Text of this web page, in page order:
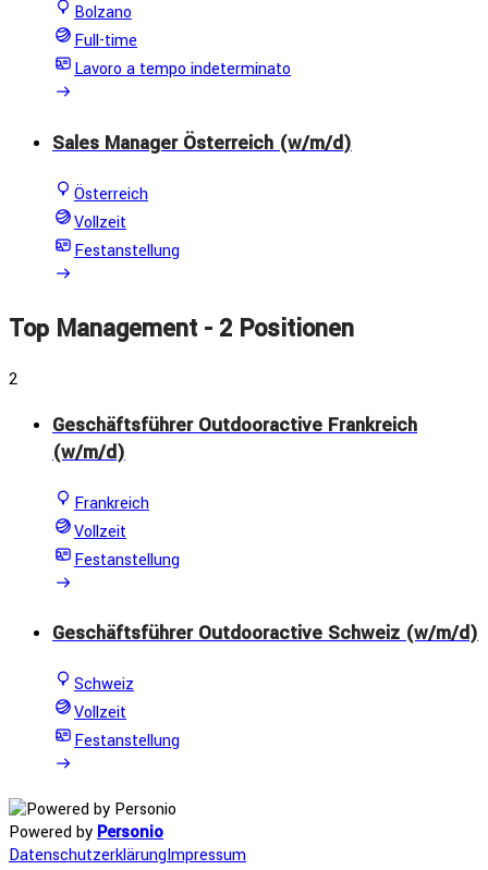
Bolzano
Full-time
Lavoro a tempo indeterminato
Sales Manager Österreich (w/m/d)
Österreich
Vollzeit
Festanstellung
Top Management - 2 Positionen
2
Geschäftsführer Outdooractive Frankreich
(w/m/d)
Frankreich
Vollzeit
Festanstellung
Geschäftsführer Outdooractive Schweiz (w/m/d)
Schweiz
Vollzeit
Festanstellung
Powered by Personio
DatenschutzerklärungImpressum